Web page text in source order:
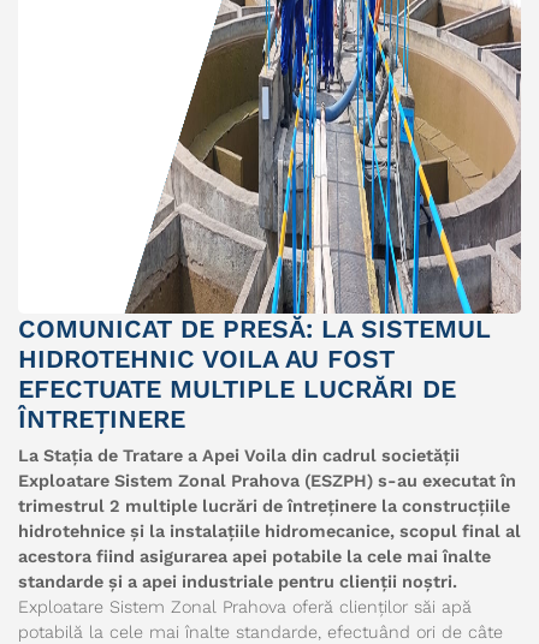
COMUNICAT DE PRESĂ: LA SISTEMUL
HIDROTEHNIC VOILA AU FOST
EFECTUATE MULTIPLE LUCRĂRI DE
ÎNTREȚINERE
La Stația de Tratare a Apei Voila din cadrul societății
Exploatare Sistem Zonal Prahova (ESZPH) s-au executat în
trimestrul 2 multiple lucrări de întreținere la construcțiile
hidrotehnice și la instalațiile hidromecanice, scopul final al
acestora fiind asigurarea apei potabile la cele mai înalte
standarde și a apei industriale pentru clienții noștri.
Exploatare Sistem Zonal Prahova oferă clienților săi apă
potabilă la cele mai înalte standarde, efectuând ori de câte